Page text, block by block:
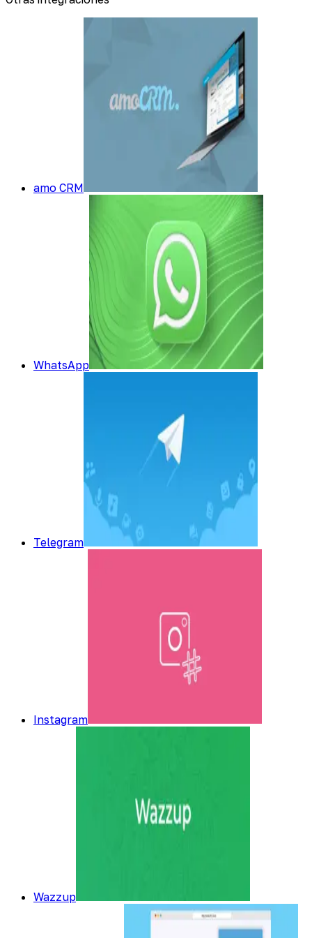
amo CRM
WhatsApp
Telegram
Instagram
Wazzup